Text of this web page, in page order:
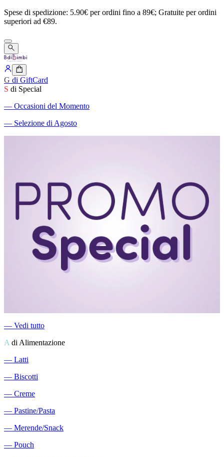
Spese di spedizione: 5.90€ perordini fino a 89€; Gratuite perordini
superiori ad €89.
G di GiftCard
S di Special
― Occasioni del Momento
― Selezione di Agosto
― Vedi tutto
A di Alimentazione
― Latti
― Biscotti
― Creme
― Pastine/Pasta
― Merende/Snack
― Pouch